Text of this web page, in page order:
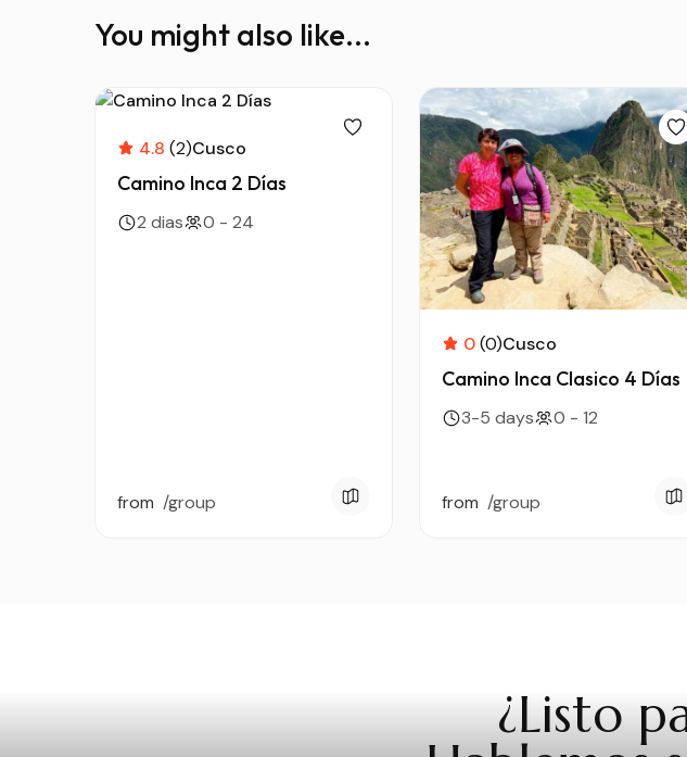
You might also like...
4.8 (2)Cusco
Camino Inca 2 Días
2 dias 0 - 24
from /group
0 (0)Cusco
Camino Inca Clasico 4 Días
3-5 days 0 - 12
from /group
¿Listo